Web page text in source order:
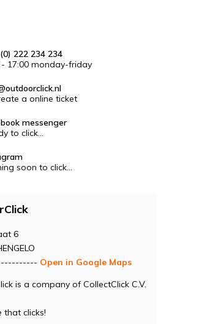
222 234 234
- 17:00 monday-friday
a online ticket
messenger
to click...
soon to click...
6
Open in Google Maps
is a company of CollectClick C.V.
that clicks!